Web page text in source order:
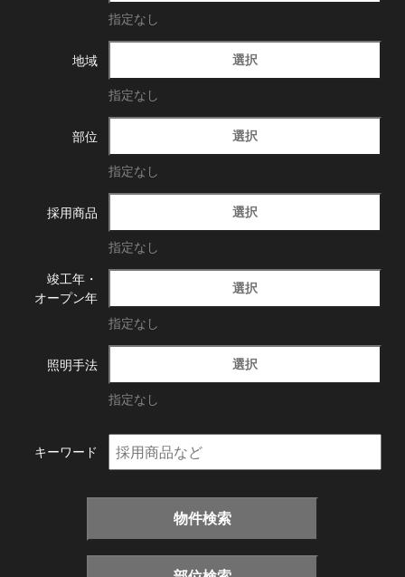
指定なし
地域 選択
指定なし
部位 選択
指定なし
採用商品 選択
指定なし
竣工年・
オープン年
選択
指定なし
照明手法 選択
指定なし
キーワード
物件検索